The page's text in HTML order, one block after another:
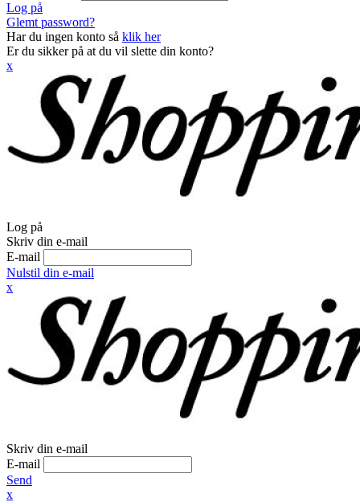
Log på
Glemt password?
Har du ingen konto så klik her
Er du sikker på at du vil slette din konto?
x
Log på
Skriv din e-mail
E-mail
Nulstil din e-mail
x
Skriv din e-mail
E-mail
Send
x